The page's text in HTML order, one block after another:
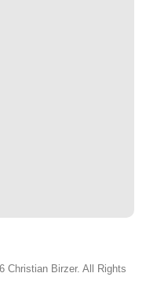
Christian Birzer. All Rights